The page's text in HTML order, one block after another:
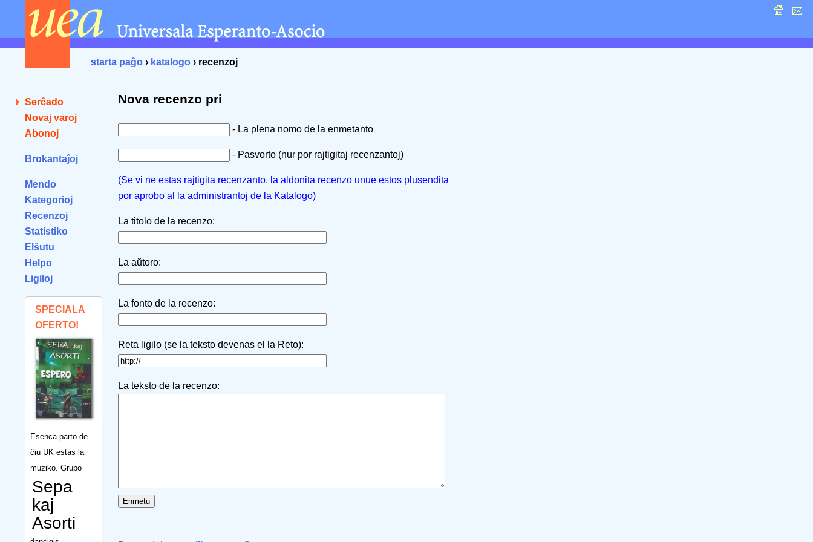
starta paĝo › katalogo › recenzoj
Serĉado
Novaj varoj
Abonoj
Brokantaĵoj
Mendo
Kategorioj
Recenzoj
Statistiko
Elŝutu
Helpo
Ligiloj
SPECIALA
OFERTO!
Esenca parto de
ĉiu UK estas la
muziko. Grupo
Sepa
kaj
Asorti
Nova recenzo pri
- La plena nomo de la enmetanto
- Pasvorto (nur por rajtigitaj recenzantoj)
(Se vi ne estas rajtigita recenzanto, la aldonita recenzo unue estos plusendita
por aprobo al la administrantoj de la Katalogo)
La titolo de la recenzo:
La aŭtoro:
La fonto de la recenzo:
Reta ligilo (se la teksto devenas el la Reto):
La teksto de la recenzo: